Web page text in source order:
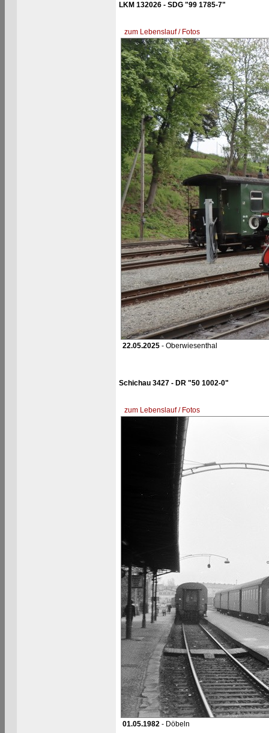
LKM 132026 - SDG "99 1785-7"
zum Lebenslauf / Fotos
22.05.2025- Oberwiesenthal
Schichau 3427 - DR "50 1002-0"
zum Lebenslauf / Fotos
01.05.1982- Döbeln